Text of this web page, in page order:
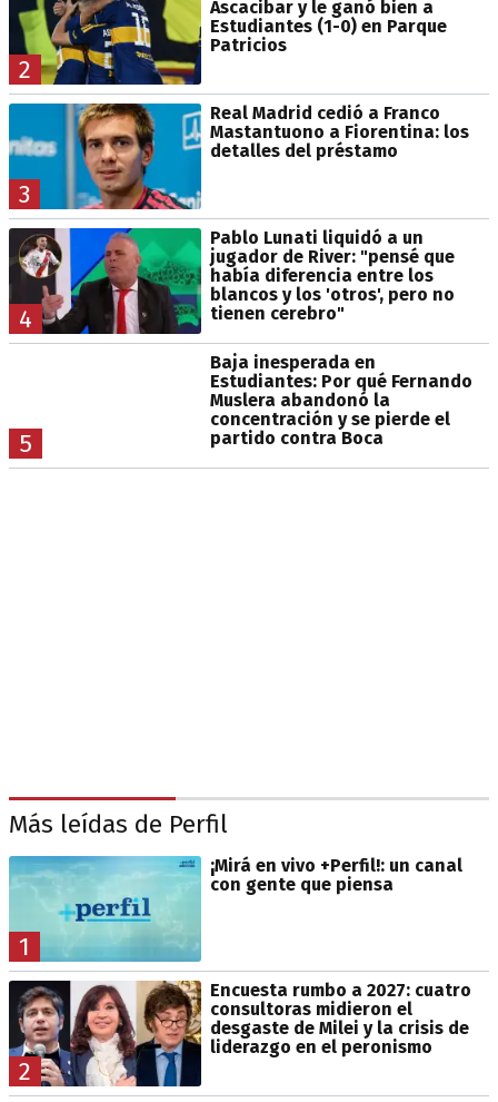
2
Ascacibar y le ganó bien a
Estudiantes (1-0) en Parque
Patricios
3
Real Madrid cedió a Franco
Mastantuono a Fiorentina: los
detalles del préstamo
4
Pablo Lunati liquidó a un
jugador de River: "pensé que
había diferencia entre los
blancos y los 'otros', pero no
tienen cerebro"
5
Baja inesperada en
Estudiantes: Por qué Fernando
Muslera abandonó la
concentración y se pierde el
partido contra Boca
Más leídas de Perfil
1
¡Mirá en vivo +Perfil!: un canal
con gente que piensa
2
Encuesta rumbo a 2027: cuatro
consultoras midieron el
desgaste de Milei y la crisis de
liderazgo en el peronismo